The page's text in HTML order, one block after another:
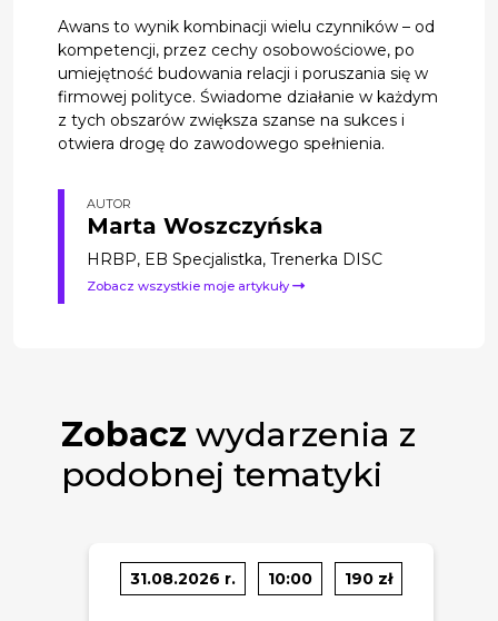
Awans to wynik kombinacji wielu czynników – od
kompetencji, przez cechy osobowościowe, po
umiejętność budowania relacji i poruszania się w
firmowej polityce. Świadome działanie w każdym
z tych obszarów zwiększa szanse na sukces i
otwiera drogę do zawodowego spełnienia.
AUTOR
Marta Woszczyńska
HRBP, EB Specjalistka, Trenerka DISC
Zobacz wszystkie moje artykuły
Zobacz wydarzenia z
podobnej tematyki
31.08.2026 r. 10:00 190 zł